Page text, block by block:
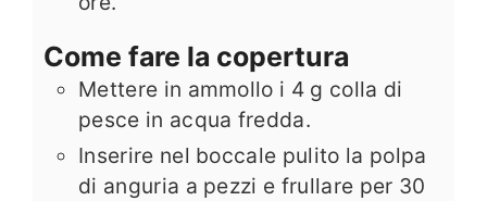
Come fare la copertura
Mettere in ammollo i 4 g colla di
pesce in acqua fredda.
Inserire nel boccale pulito la polpa
di anguria a pezzi e frullare per 30